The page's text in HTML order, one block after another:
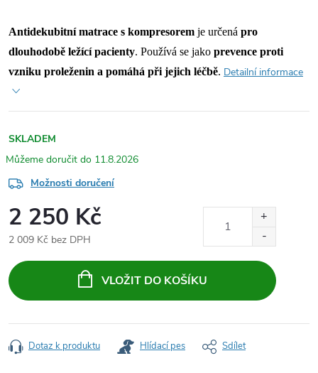
Antidekubitní matrace s kompresorem je určená pro
dlouhodobě ležící pacienty. Používá se jako prevence proti
vzniku proleženin a pomáhá při jejich léčbě. Detailní informace
SKLADEM
11.8.2026
Možnosti doručení
2 250 Kč
2 009 Kč bez DPH
cena:
VLOŽIT DO KOŠÍKU
Dotaz k produktu Hlídací pes Sdílet